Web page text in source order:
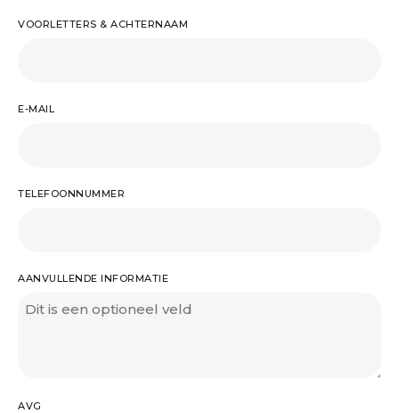
VOORLETTERS & ACHTERNAAM
E-MAIL
TELEFOONNUMMER
AANVULLENDE INFORMATIE
AVG